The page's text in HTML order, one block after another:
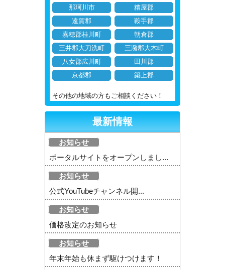
那珂川市
糟屋郡
遠賀郡
鞍手郡
嘉穂郡桂川町
朝倉郡
三井郡大刀洗町
三潴郡大木町
八女郡広川町
田川郡
京都郡
築上郡
その他の地域の方もご相談ください！
最新情報
お知らせ
ポータルサイトをオープンしまし...
お知らせ
公式YouTubeチャンネル開...
お知らせ
価格改定のお知らせ
お知らせ
年末年始も休まず駆けつけます！